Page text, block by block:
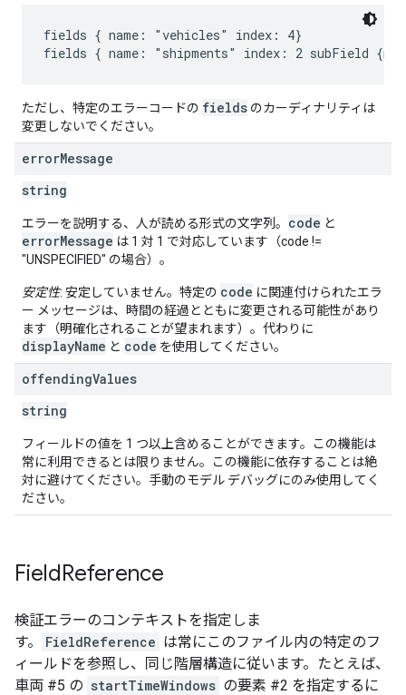
fields { name: "vehicles" index: 4}
ただし、特定のエラーコードの fields のカーディナリティは
変更しないでください。
errorMessage
string
エラーを説明する、人が読める形式の文字列。 code と
errorMessage は 1 対 1 で対応しています（code !=
"UNSPECIFIED" の場合）。
安定性: 安定していません。特定の code に関連付けられたエラ
ー メッセージは、時間の経過とともに変更される可能性があり
ます（明確化されることが望まれます）。代わりに
displayName と code を使用してください。
offendingValues
string
フィールドの値を 1 つ以上含めることができます。この機能は
常に利用できるとは限りません。この機能に依存することは絶
対に避けてください。手動のモデル デバッグにのみ使用してく
ださい。
FieldReference
検証エラーのコンテキストを指定しま
す。
FieldReference は常にこのファイル内の特定のフ
ィールドを参照し、同じ階層構造に従います。たとえば、
車両 #5 の startTimeWindows の要素 #2 を指定するに